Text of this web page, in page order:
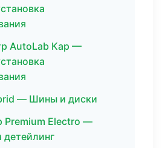
AutoLab Кар —
— Шины и диски
Premium Electro —